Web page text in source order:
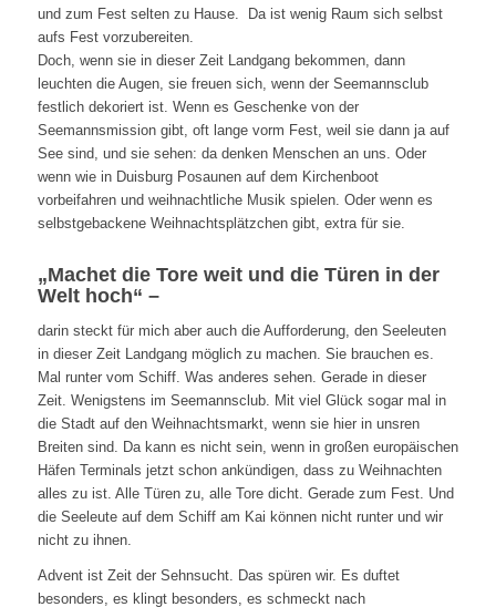
und zum Fest selten zu Hause. Da ist wenig Raum sich selbst
aufs Fest vorzubereiten.
Doch, wenn sie in dieser Zeit Landgang bekommen, dann
leuchten die Augen, sie freuen sich, wenn der Seemannsclub
festlich dekoriert ist. Wenn es Geschenke von der
Seemannsmission gibt, oft lange vorm Fest, weil sie dann ja auf
See sind, und sie sehen: da denken Menschen an uns. Oder
wenn wie in Duisburg Posaunen auf dem Kirchenboot
vorbeifahren und weihnachtliche Musik spielen. Oder wenn es
selbstgebackene Weihnachtsplätzchen gibt, extra für sie.
„Machet die Tore weit und die Türen in der
Welt hoch“ –
darin steckt für mich aber auch die Aufforderung, den Seeleuten
in dieser Zeit Landgang möglich zu machen. Sie brauchen es.
Mal runter vom Schiff. Was anderes sehen. Gerade in dieser
Zeit. Wenigstens im Seemannsclub. Mit viel Glück sogar mal in
die Stadt auf den Weihnachtsmarkt, wenn sie hier in unsren
Breiten sind. Da kann es nicht sein, wenn in großen europäischen
Häfen Terminals jetzt schon ankündigen, dass zu Weihnachten
alles zu ist. Alle Türen zu, alle Tore dicht. Gerade zum Fest. Und
die Seeleute auf dem Schiff am Kai können nicht runter und wir
nicht zu ihnen.
Advent ist Zeit der Sehnsucht. Das spüren wir. Es duftet
besonders, es klingt besonders, es schmeckt nach